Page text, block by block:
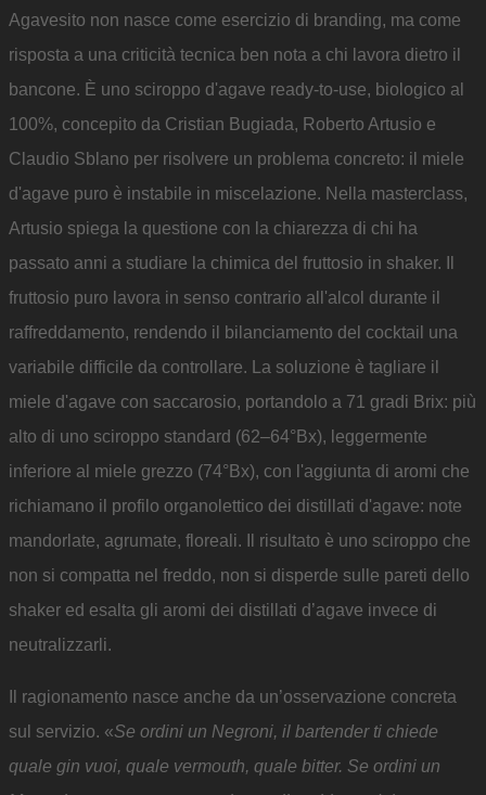
Agavesito non nasce come esercizio di branding, ma come
risposta a una criticità tecnica ben nota a chi lavora dietro il
bancone. È uno sciroppo d'agave ready-to-use, biologico al
100%, concepito da Cristian Bugiada, Roberto Artusio e
Claudio Sblano per risolvere un problema concreto: il miele
d'agave puro è instabile in miscelazione. Nella masterclass,
Artusio spiega la questione con la chiarezza di chi ha
passato anni a studiare la chimica del fruttosio in shaker. Il
fruttosio puro lavora in senso contrario all'alcol durante il
raffreddamento, rendendo il bilanciamento del cocktail una
variabile difficile da controllare. La soluzione è tagliare il
miele d'agave con saccarosio, portandolo a 71 gradi Brix: più
alto di uno sciroppo standard (62–64°Bx), leggermente
inferiore al miele grezzo (74°Bx), con l'aggiunta di aromi che
richiamano il profilo organolettico dei distillati d'agave: note
mandorlate, agrumate, floreali. Il risultato è uno sciroppo che
non si compatta nel freddo, non si disperde sulle pareti dello
shaker ed esalta gli aromi dei distillati d’agave invece di
neutralizzarli.
Il ragionamento nasce anche da un’osservazione concreta
sul servizio. «Se ordini un Negroni, il bartender ti chiede
quale gin vuoi, quale vermouth, quale bitter. Se ordini un